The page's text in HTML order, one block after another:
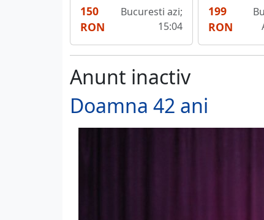
150
RON
Bucuresti azi;
15:04
199
RON
Anunt inactiv
Doamna 42 ani